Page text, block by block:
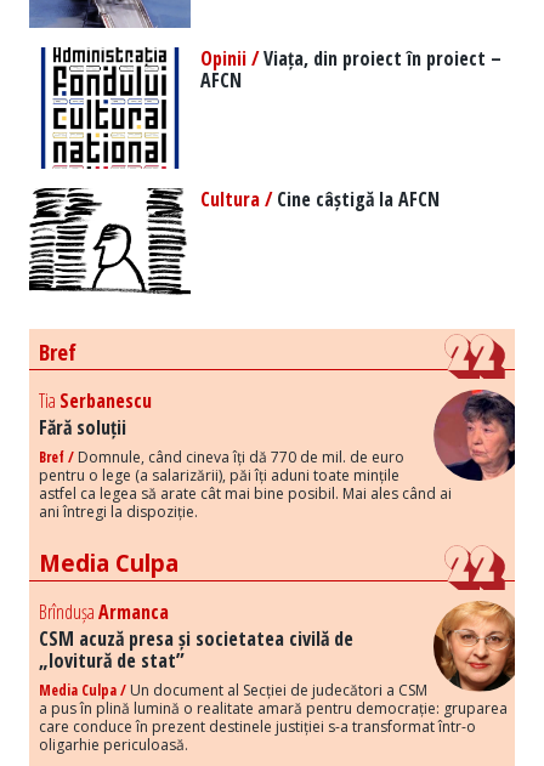
Opinii /Viața, din proiect în proiect –
AFCN
Cultura /Cine câștigă la AFCN
Bref
Tia Serbanescu
Fără soluții
Bref / Domnule, când cineva îți dă 770 de mil. de euro
pentru o lege (a salarizării), păi îți aduni toate mințile
astfel ca legea să arate cât mai bine posibil. Mai ales când ai
ani întregi la dispoziție.
Media Culpa
BrîndușaArmanca
CSM acuză presa și societatea civilă de
„lovitură de stat”
Media Culpa / Un document al Secției de judecători a CSM
a pus în plină lumină o realitate amară pentru democrație: gruparea
care conduce în prezent destinele justiției s-a transformat într-o
oligarhie periculoasă.